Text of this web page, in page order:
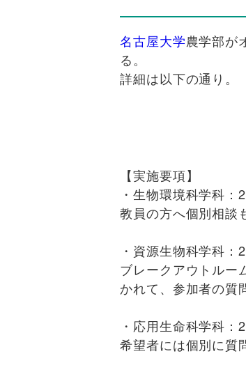
名古屋大学農学部が
る。
詳細は以下の通り。
【実施要項】
・生物環境科学科
教員の方へ個別相談
・資源生物科学科
ブレークアウトルー
かれて、参加者の質
・応用生命科学科
希望者には個別に質